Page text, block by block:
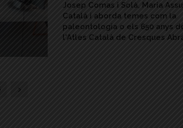
Josep Comas i Solà, Maria
Català i aborda temes com la
paleontologia o els 650 anys
l'Atles Català de Cresques